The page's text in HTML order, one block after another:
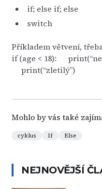
if; else if; else
switch
Příkladem větvení,
if (age < 18):
print(“zletilý”)
Mohlo by vás také
cyklus If Else
NEJNOVĚJŠÍ